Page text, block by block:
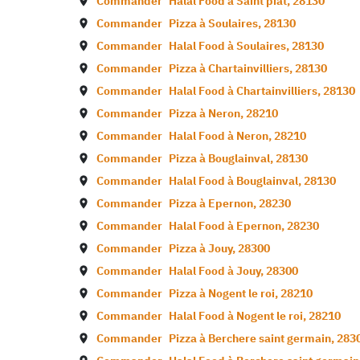
Commander Pizza àSoulaires,28130
Commander Halal Food àSoulaires,28130
Commander Pizza àChartainvilliers,28130
Commander Halal Food àChartainvilliers,28130
Commander Pizza à Neron,28210
Commander Halal Food à Neron,28210
Commander Pizza à Bouglainval,28130
Commander Halal Food à Bouglainval,28130
Commander Pizza à Epernon,28230
Commander Halal Food à Epernon,28230
Commander Pizza àJouy,28300
Commander Halal Food àJouy,28300
Commander Pizza à Nogent le roi,28210
Commander Halal Food à Nogent le roi,28210
Commander Pizza à Berchere saint germain,